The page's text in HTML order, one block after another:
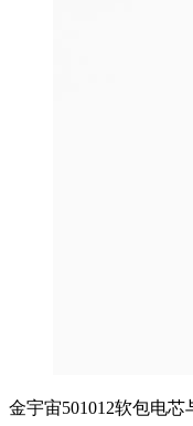
金宇宙501012软包电芯